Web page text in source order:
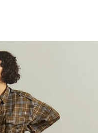
najważniejsze